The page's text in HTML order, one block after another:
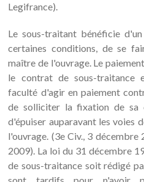
Legifrance).
Le sous-traitant bénéficie
certaines conditions, de se
maître de l'ouvrage. Le
le contrat de sous-traitance
faculté d'agir en paiement
de solliciter la fixation de sa
d'épuiser auparavant les voies
l'ouvrage. (3e Civ., 3
2009). La loi du 31 décembre
de sous-traitance soit rédigé